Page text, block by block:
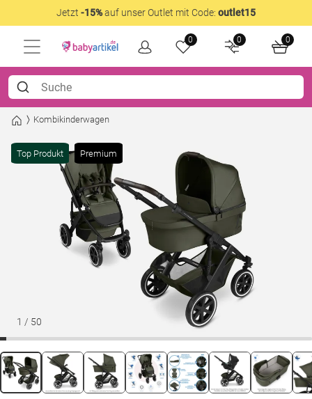
Jetzt -15%auf unser Outlet mit Code: outlet15
0 0 0
Kombikinderwagen
1 / 50
Top Produkt Premium